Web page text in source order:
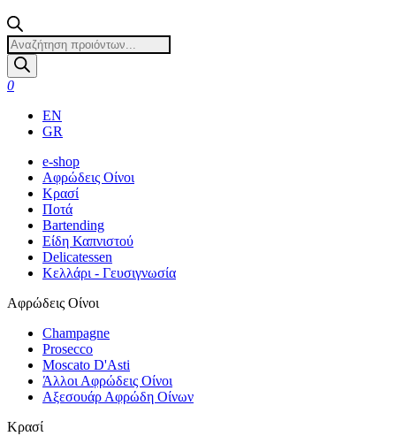
Products
search
0
EN
GR
e-shop
Αφρώδεις Οίνοι
Κρασί
Ποτά
Bartending
Είδη Καπνιστού
Delicatessen
Κελλάρι - Γευσιγνωσία
Αφρώδεις Οίνοι
Champagne
Prosecco
Moscato D'Asti
Άλλοι Αφρώδεις Οίνοι
Αξεσουάρ Αφρώδη Οίνων
Κρασί